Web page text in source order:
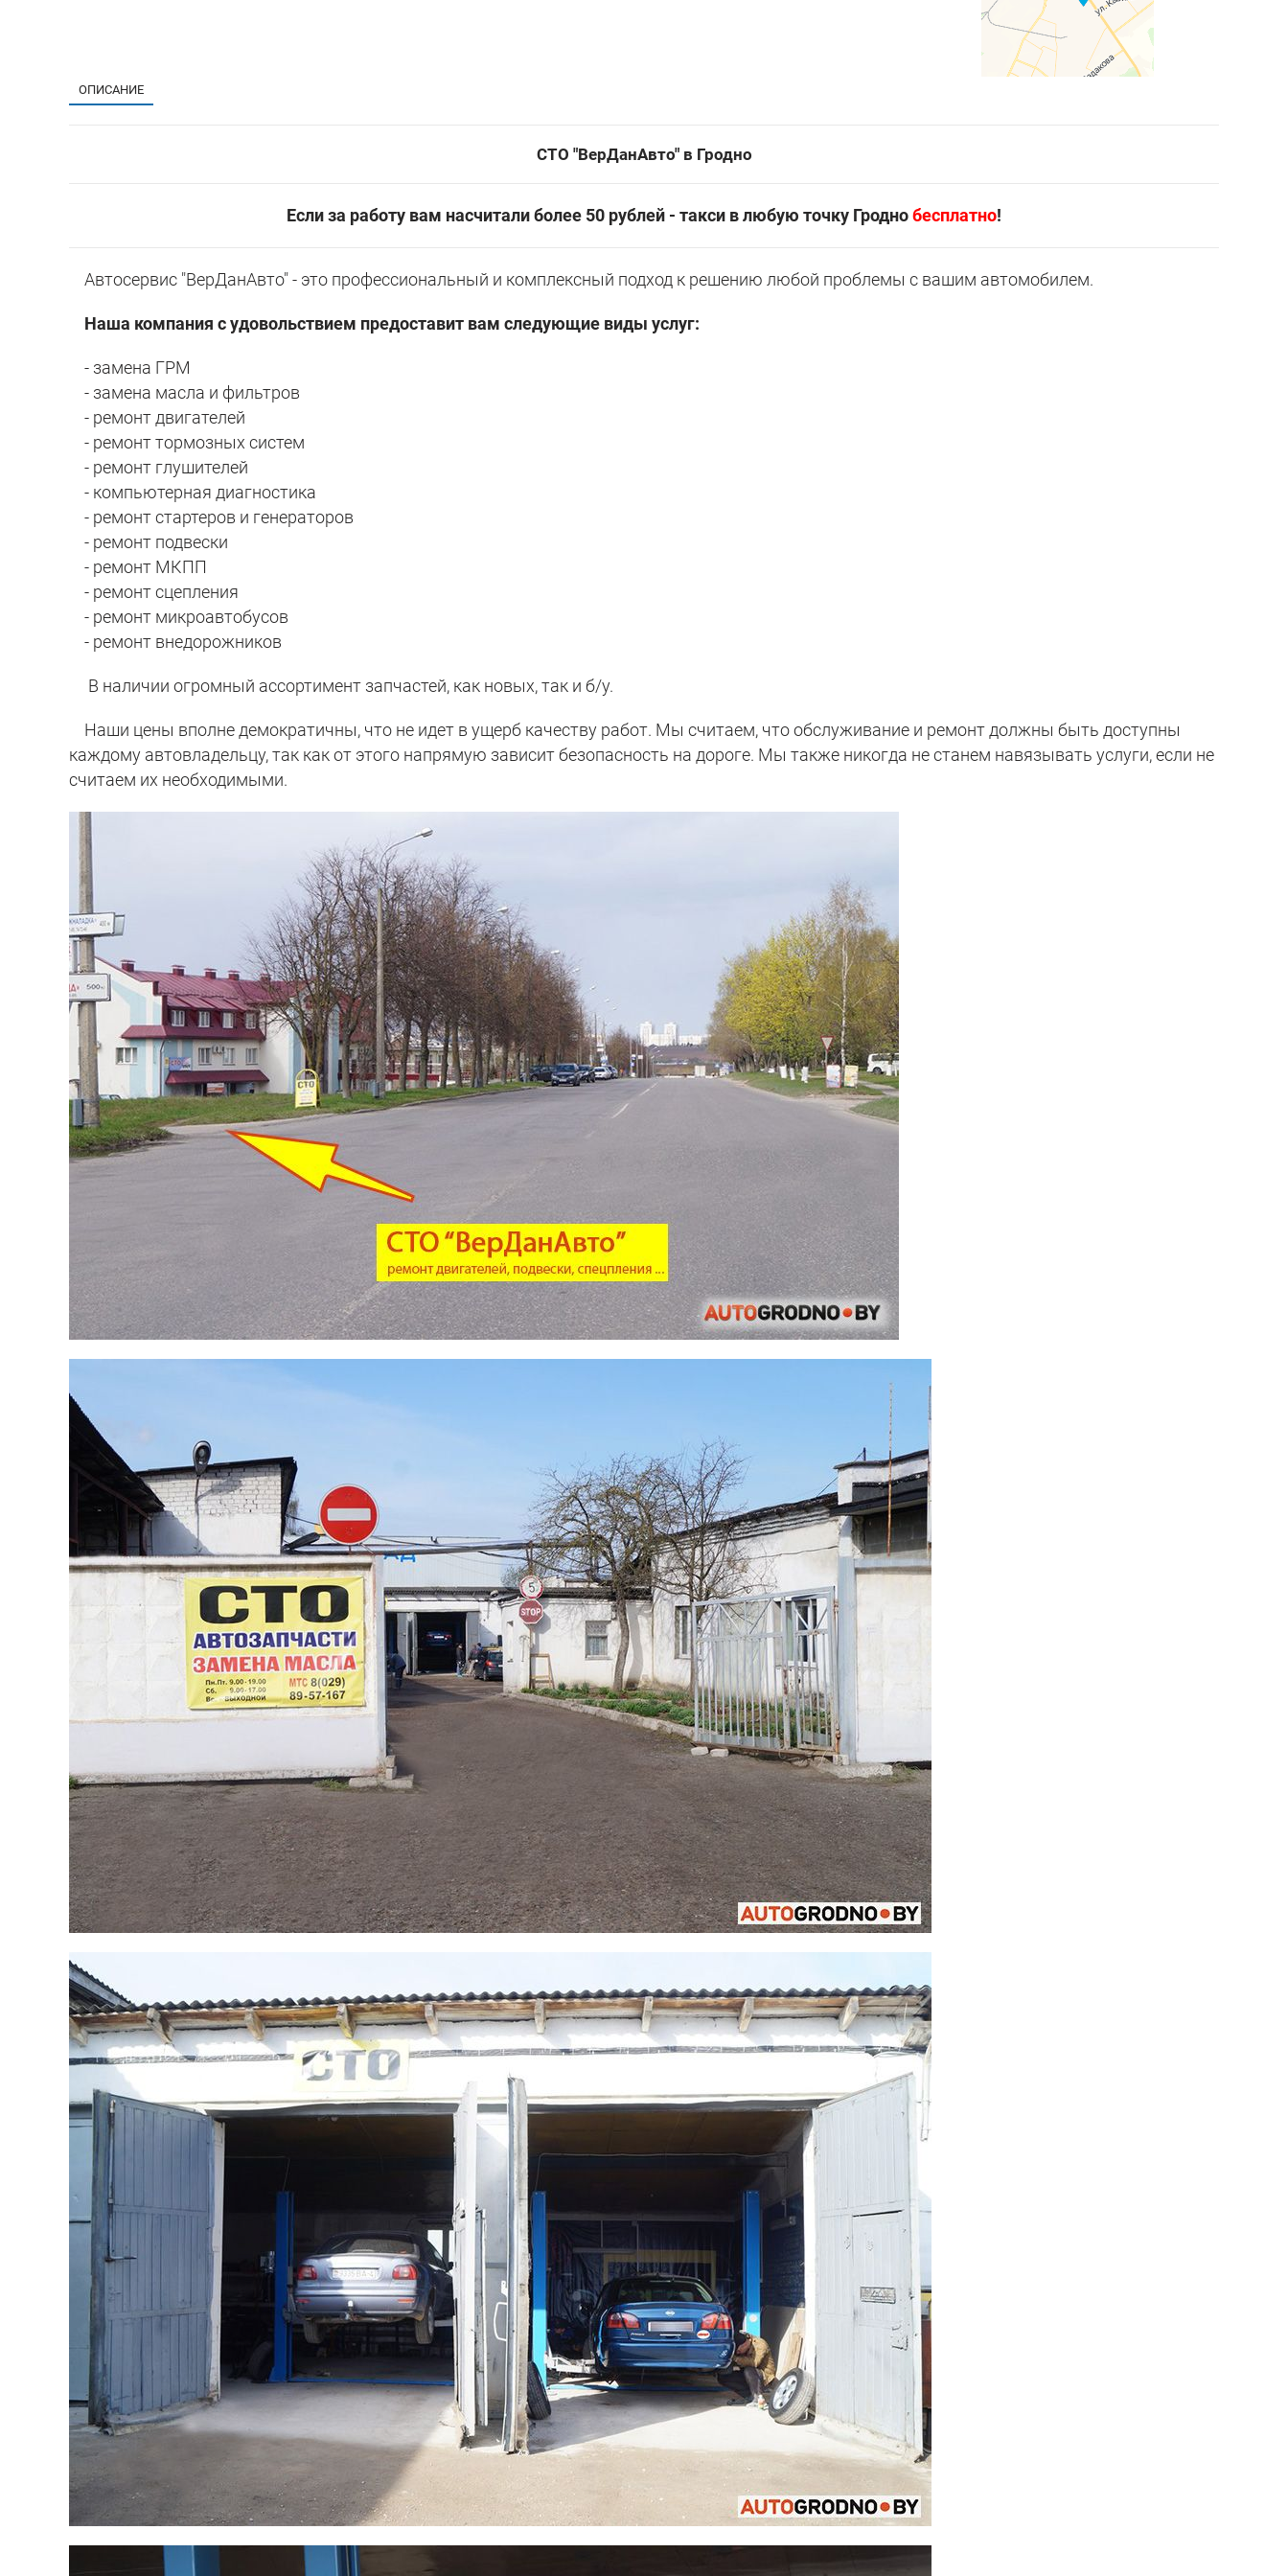
ОПИСАНИЕ
СТО "ВерДанАвто" в Гродно
Если за работу вам насчитали более 50 рублей - такси в любую точку Гроднобесплатно!
Автосервис "ВерДанАвто" - это профессиональный и комплексный подход к решению любой проблемы с вашим автомобилем.
Наша компания с удовольствием предоставит вам следующие виды услуг:
- замена ГРМ
- замена масла и фильтров
- ремонт двигателей
- ремонт тормозных систем
- ремонт глушителей
- компьютерная диагностика
- ремонт стартеров и генераторов
- ремонт подвески
- ремонт МКПП
- ремонт сцепления
- ремонт микроавтобусов
- ремонт внедорожников
В наличии огромный ассортимент запчастей, как новых, так и б/у.
Наши цены вполне демократичны, что не идет в ущерб качеству работ. Мы считаем, что обслуживание и ремонт должны быть доступны
каждому автовладельцу, так как от этого напрямую зависит безопасность на дороге. Мы также никогда не станем навязывать услуги, если не
считаем их необходимыми.